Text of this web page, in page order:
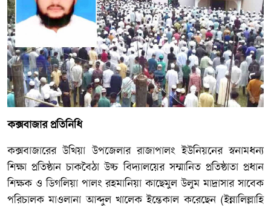
কক্সবাজার প্রতিনিধি
কক্সবাজারের উখিয়া উপজেলার রাজাপালং ইউনিয়নের স্বনামধন্য
শিক্ষা প্রতিষ্ঠান চাকবৈঠা উচ্চ বিদ্যালয়ের সম্মানিত প্রতিষ্ঠাতা প্রধান
শিক্ষক ও ডিগলিয়া পালং রহমানিয়া কাছেমুল উলুম মাদ্রাসার সাবেক
পরিচালক মাওলানা আব্দুল খালেক ইন্তেকাল করেছেন (ইন্নালিল্লাহি